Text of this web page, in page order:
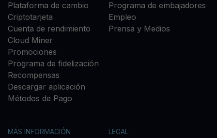
Plataforma de cambio
Criptotarjeta
Cuenta de rendimiento
Cloud Miner
Promociones
Programa de fidelización
Recompensas
Descargar aplicación
Métodos de Pago
Programa de embajadores
Empleo
Prensa y Medios
MÁS INFORMACIÓN LEGAL